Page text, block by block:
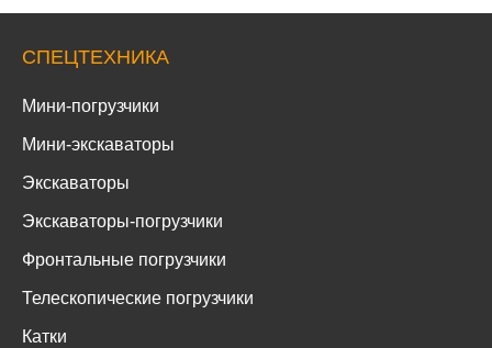
СПЕЦТЕХНИКА
Мини-погрузчики
Мини-экскаваторы
Экскаваторы
Экскаваторы-погрузчики
Фронтальные погрузчики
Телескопические погрузчики
Катки